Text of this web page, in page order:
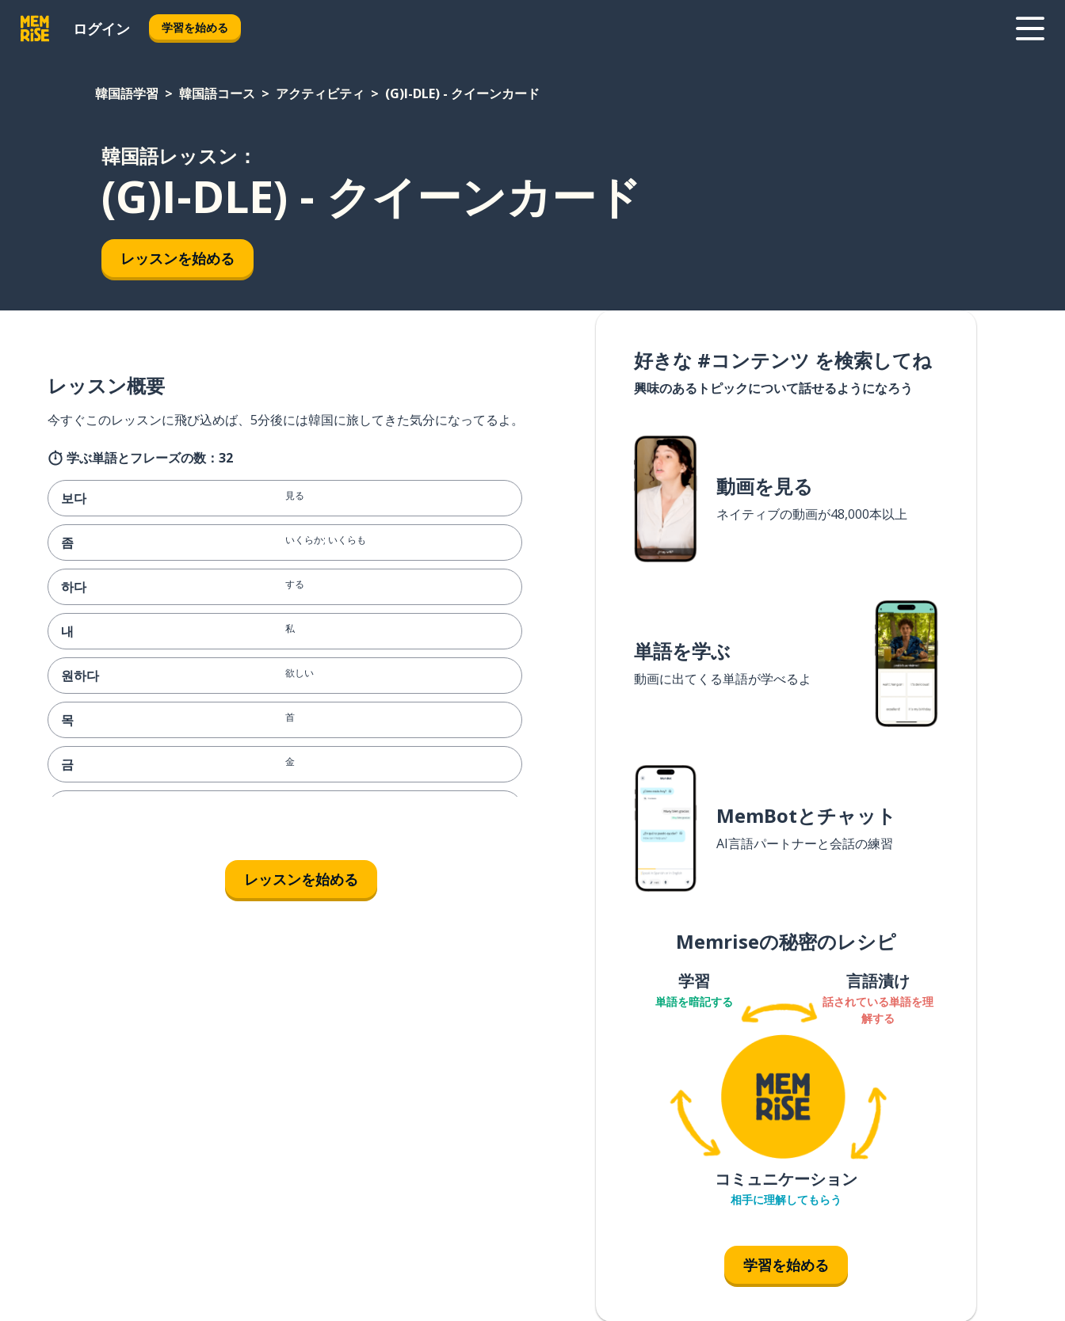
ログイン 学習を始める
韓国語学習 韓国語コース アクティビティ (G)I-DLE) - クイーンカード
韓国語レッスン：
(G)I-DLE) - クイーンカード
レッスンを始める
レッスン概要
今すぐこのレッスンに飛び込めば、5分後には韓国に旅してきた気分になってるよ。
学ぶ単語とフレーズの数：32
보다 見る
좀 いくらか; いくらも
하다 する
내 私
원하다 欲しい
목 首
금 金
レッスンを始める
好きな #コンテンツ を検索してね
興味のあるトピックについて話せるようになろう
動画を見る
ネイティブの動画が48,000本以上
単語を学ぶ
動画に出てくる単語が学べるよ
MemBotとチャット
AI言語パートナーと会話の練習
Memriseの秘密のレシピ
学習
単語を暗記する
言語漬け
話されている単語を理
解する
コミュニケーション
相手に理解してもらう
学習を始める